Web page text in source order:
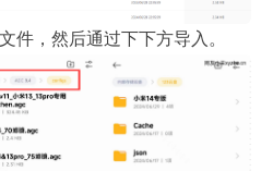
件，然后通过下下方导入。